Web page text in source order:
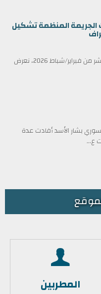
الجريمة المنظمة تشكيل
في عناوين الصحف ليوم الأربعاء الثامن عشر من فبراير/شباط 2026، نعرض
بشار الأسد أفادت عدة
ع...
المطربين